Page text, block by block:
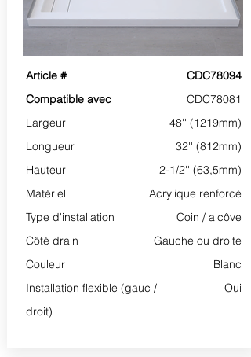
Article #
Compatible avec
Largeur
Longueur
Hauteur
Matériel
Type d'installation
Côté drain
Couleur
Installation flexible (gauc /
droit)
CDC78094
CDC78081
48'' (1219mm)
32'' (812mm)
2-1/2'' (63,5mm)
Acrylique renforcé
Coin / alcôve
Gauche ou droite
Blanc
Oui